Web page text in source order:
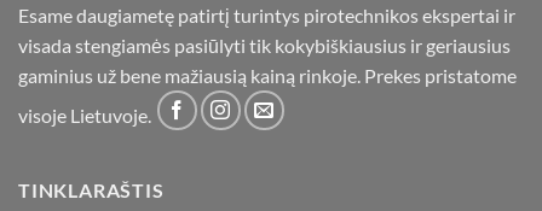
Esame daugiametę patirtį turintys pirotechnikos ekspertai ir
visada stengiamės pasiūlyti tik kokybiškiausius ir geriausius
gaminius už bene mažiausią kainą rinkoje. Prekes pristatome
visoje Lietuvoje.
TINKLARAŠTIS